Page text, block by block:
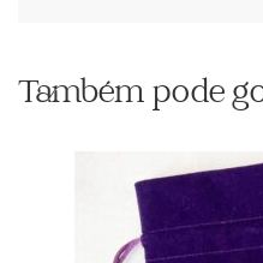
Também pode